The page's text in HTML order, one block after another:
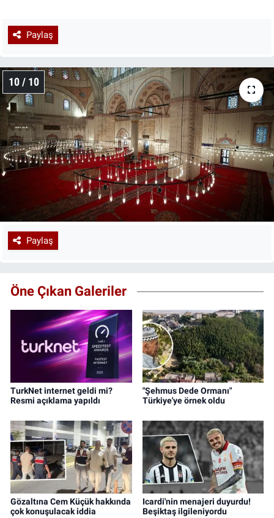
Paylaş
10 / 10
Paylaş
Öne Çıkan Galeriler
TurkNet internet geldi mi?
Resmi açıklama yapıldı
"Şehmus Dede Ormanı"
Türkiye'ye örnek oldu
Gözaltına Cem Küçük hakkında
çok konuşulacak iddia
Icardi'nin menajeri duyurdu!
Beşiktaş ilgileniyordu